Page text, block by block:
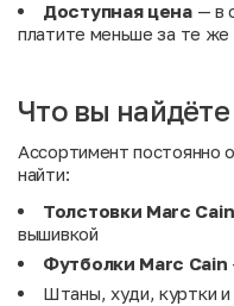
Доступная цена— в
платите меньше за те же
Что вы
Ассортимент постоянно
найти:
Толстовки Marc Cain
вышивкой
Футболки Marc Cain
Штаны, худи, куртки и